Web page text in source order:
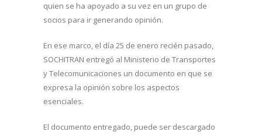
quien se ha apoyado a su vez en un grupo de
socios para ir generando opinión.
En ese marco, el día 25 de enero recién pasado,
SOCHITRAN entregó al Ministerio de Transportes
y Telecomunicaciones un documento en que se
expresa la opinión sobre los aspectos
esenciales.
El documento entregado, puede ser descargado